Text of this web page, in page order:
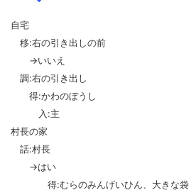
自宅
移:右の引き出しの前
→いいえ
調:右の引き出し
得:かわのぼうし
入:主
村長の家
話:村長
→はい
得:むらのみんげいひん、大きな袋